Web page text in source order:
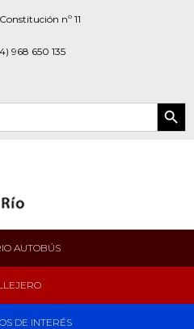
nº 11
968 650 135
Botón de
AUTOBÚS
DE INTERÉS